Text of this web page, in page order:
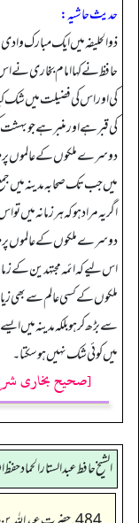
حدیث حاشیہ:
ذوالحلیفہ میں ایک مبارک
حافظ نے کہا امام بخاری نے
کی اور اس کی فضیلت میں شک
کی قبر ہے اور منبر ہے جو
دوسرے ملکوں کے عالموں پر
میں جب تک صحابہ مدینہ میں
اگر یہ مراد ہو کہ ہر زمانہ میں
دوسرے ملکوں کے عالموں
اس لیے کہ ائمہ مجتہدین کے
ملکوں کے کسی عالم سے بھی
سے بڑھ کر ہو بلکہ مدینہ میں
میں کوئی شک نہیں ہو سکتا۔
[صحیح بخاری شرح
الشيخ حافط عبدالستار الحماد